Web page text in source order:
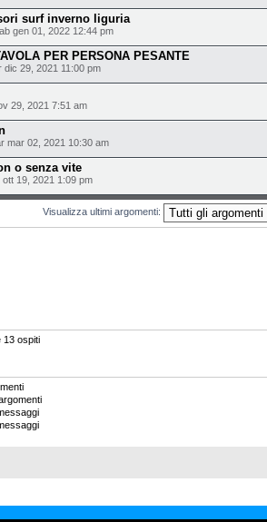
surf inverno liguria
gen 01, 2022 12:44 pm
PER PERSONA PESANTE
dic 29, 2021 11:00 pm
29, 2021 7:51 am
mar 02, 2021 10:30 am
o senza vite
ott 19, 2021 1:09 pm
Visualizza ultimi argomenti:
13 ospiti